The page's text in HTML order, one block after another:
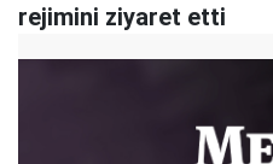
rejimini ziyaret etti